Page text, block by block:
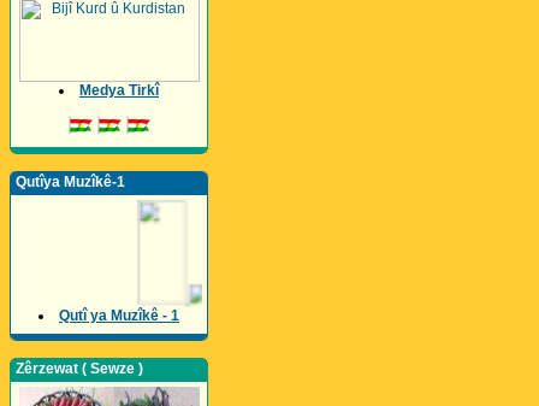
Medya Tirkî
Qutîya Muzîkê-1
Qutî ya Muzîkê - 1
Zêrzewat ( Sewze )